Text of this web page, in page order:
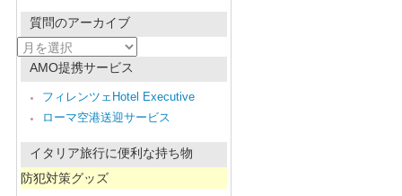
質問のアーカイブ
質
問
AMO提携サービス
フィレンツェHotel Executive
ローマ空港送迎サービス
イタリア旅行に便利な持ち物
防犯対策グッズ